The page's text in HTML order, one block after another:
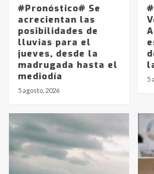
#Pronóstico# Se
acrecientan las
posibilidades de
lluvias para el
jueves, desde la
madrugada hasta el
mediodía
5 agosto, 2026
5
pampeanos que
protagonistas
en la mañana del